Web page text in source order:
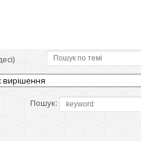
Пошук: